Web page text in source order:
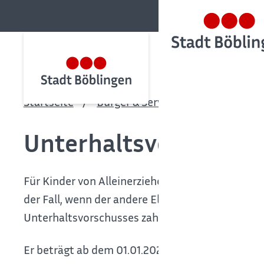
Startseite Bürger & Service
Unterhaltsvorschuss
Für Kinder von Alleinerziehenden besteht
der Fall, wenn der andere Elternteil nicht oder
Unterhaltsvorschusses zahlt.
Er beträgt ab dem 01.01.2025 monatlich